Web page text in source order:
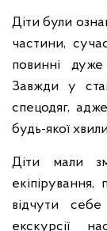
Діти були
частини,
повинні
Завжди у
спецодяг,
будь-якої
Діти мали
відчути
екскурсії